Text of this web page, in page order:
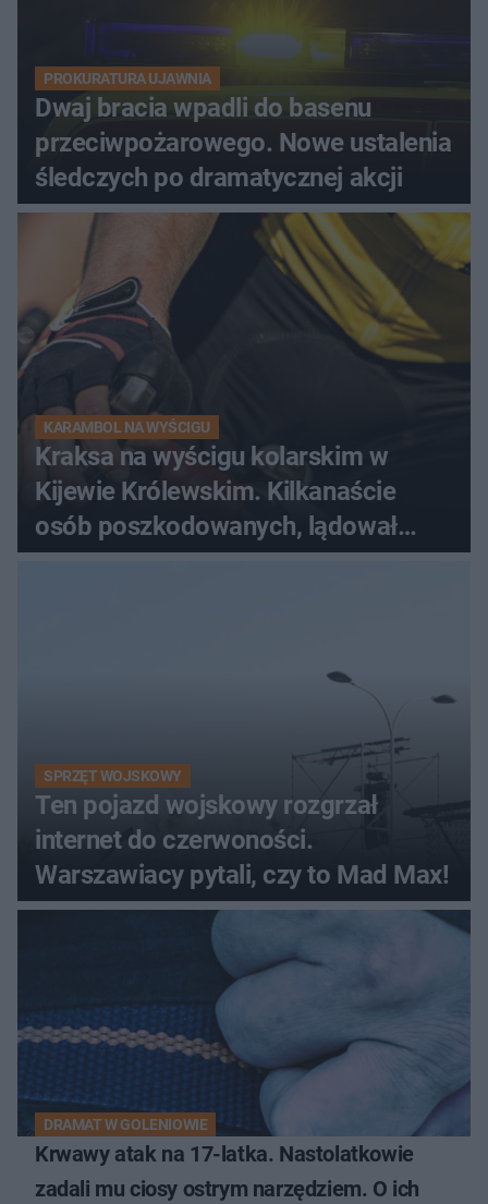
PROKURATURA UJAWNIA
Dwaj bracia wpadli do basenu
przeciwpożarowego. Nowe ustalenia
śledczych po dramatycznej akcji
KARAMBOL NA WYŚCIGU
Kraksa na wyścigu kolarskim w
Kijewie Królewskim. Kilkanaście
osób poszkodowanych, lądował
śmigłowiec LPR
SPRZĘT WOJSKOWY
Ten pojazd wojskowy rozgrzał
internet do czerwoności.
Warszawiacy pytali, czy to Mad Max!
DRAMAT W GOLENIOWIE
Krwawy atak na 17-latka. Nastolatkowie
zadali mu ciosy ostrym narzędziem. O ich